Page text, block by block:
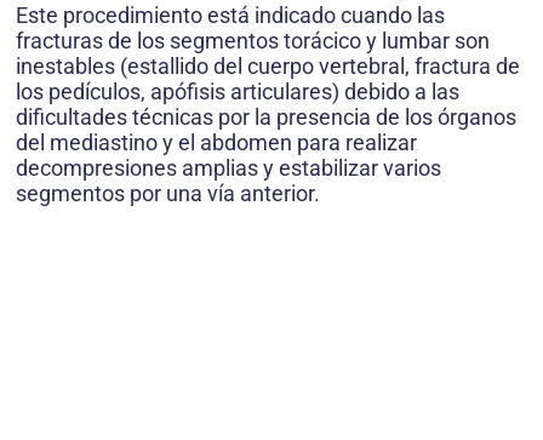
Este procedimiento está indicado cuando las
fracturas de los segmentos torácico y lumbar son
inestables (estallido del cuerpo vertebral, fractura de
los pedículos, apófisis articulares) debido a las
dificultades técnicas por la presencia de los órganos
del mediastino y el abdomen para realizar
decompresiones amplias y estabilizar varios
segmentos por una vía anterior.